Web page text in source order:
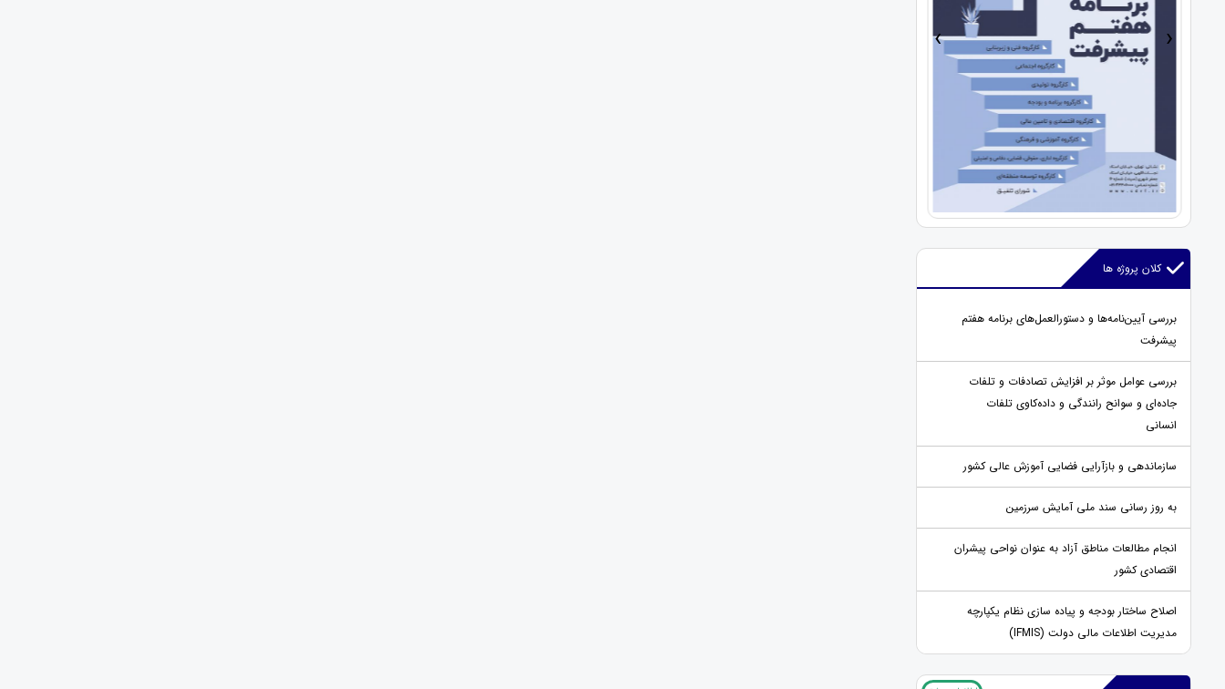
› ‹
کلان پروژه ها
بررسی آیین‌نامه‌ها و دستورالعمل‌های برنامه هفتم
پیشرفت
بررسی عوامل موثر بر افزایش تصادفات و تلفات
جاده‌ای و سوانح رانندگی و داده‌کاوی تلفات
انسانی
سازماندهی و بازآرایی فضایی آموزش عالی کشور
به روز رسانی سند ملی آمایش سرزمین
انجام مطالعات مناطق آزاد به عنوان نواحی پیشران
اقتصادی کشور
اصلاح ساختار بودجه و پیاده سازی نظام یکپارچه
مدیریت اطلاعات مالی دولت (IFMIS)